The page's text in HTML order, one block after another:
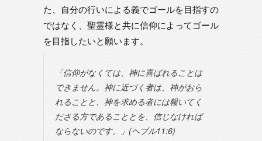
た、自分の行いによる義でゴールを目指すの
ではなく、聖霊様と共に信仰によってゴール
を目指したいと願います。
「信仰がなくては、神に喜ばれることは
できません。神に近づく者は、神がおら
れることと、神を求める者には報いてく
ださる方であることとを、信じなければ
ならないのです。」(ヘブル11:6)